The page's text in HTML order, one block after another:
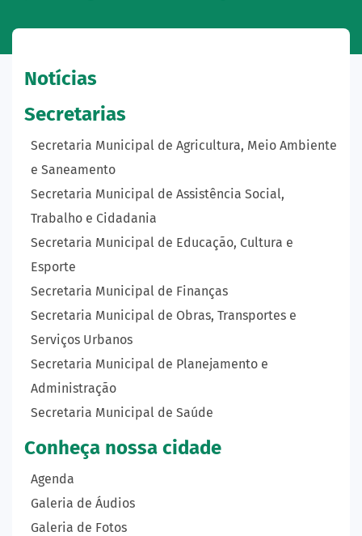
Notícias
Secretarias
Secretaria Municipal de Agricultura, Meio Ambiente
e Saneamento
Secretaria Municipal de Assistência Social,
Trabalho e Cidadania
Secretaria Municipal de Educação, Cultura e
Esporte
Secretaria Municipal de Finanças
Secretaria Municipal de Obras, Transportes e
Serviços Urbanos
Secretaria Municipal de Planejamento e
Administração
Secretaria Municipal de Saúde
Conheça nossa cidade
Agenda
Galeria de Áudios
Galeria de Fotos